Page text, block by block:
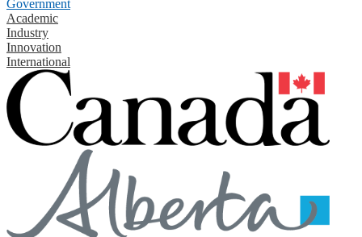
Government
Academic
Industry
Innovation
International